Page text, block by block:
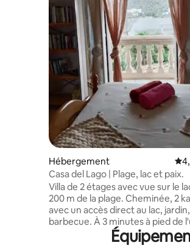
Hébergement
Casa del Lago | Plage, lac et paix.
Villa de 2 étages avec vue sur le
200 m de la plage. Cheminée, 2 kayaks
avec un accès direct au lac, jardin,
barbecue. À 3 minutes à pied de
des meilleures plages d'Europe.
3 chambres avec 4 lits au total, 2